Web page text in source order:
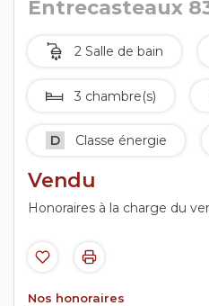
Entrecasteaux
2 Salle de bain
3 chambre(s)
D Classe énergie
Vendu
Honoraires à la charge du
Nos honoraires